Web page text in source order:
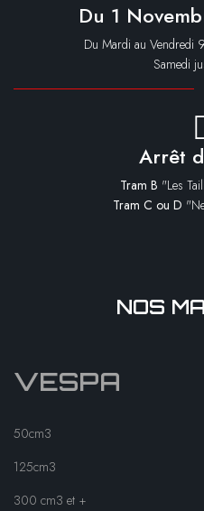
Du 1
Du Mardi au Vendredi
Samedi
Arrêt
Tram B "Les
Tram C ou D
NOS
VESPA
50cm3
125cm3
300 cm3 et +